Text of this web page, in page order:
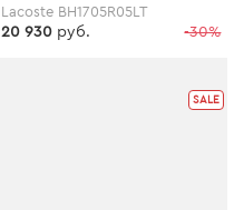
Lacoste BH1705R05LT
-30%
20 930 руб.
SALE